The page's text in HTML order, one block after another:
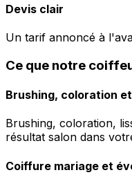
Devis clair
Un tarif annoncé à
Ce que notre
Brushing, coloration
Brushing, coloration,
résultat salon dans
Coiffure mariage et